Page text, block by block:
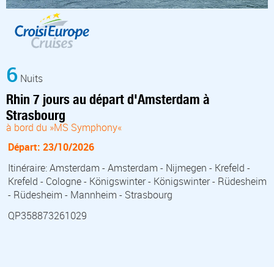
6 Nuits
Rhin 7 jours au départ d'Amsterdam à
Strasbourg
à bord du »MS Symphony«
Départ: 23/10/2026
Itinéraire: Amsterdam - Amsterdam - Nijmegen - Krefeld -
Krefeld - Cologne - Königswinter - Königswinter - Rüdesheim
- Rüdesheim - Mannheim - Strasbourg
QP358873261029